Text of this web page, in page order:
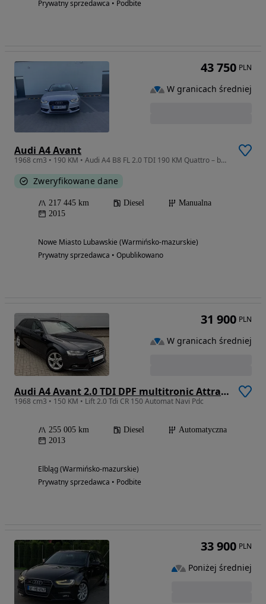
Prywatny sprzedawca • Podbite
Audi A4 Avant
1968 cm3 • 190 KM • Audi A4 B8 FL 2.0 TDI 190 KM Quattro – bogata wersja wyposażenia!
Zweryfikowane dane
217 445 km Diesel
Manualna
2015
Nowe Miasto Lubawskie (Warmińsko-mazurskie)
Prywatny sprzedawca • Opublikowano
43 750 PLN
W granicach średniej
Audi A4 Avant 2.0 TDI DPF multitronic Attraction
1968 cm3 • 150 KM • Lift 2.0 Tdi CR 150 Automat Navi Pdc
255 005 km Diesel
Automatyczna
2013
Elbląg (Warmińsko-mazurskie)
Prywatny sprzedawca • Podbite
31 900 PLN
W granicach średniej
33 900 PLN
Poniżej średniej